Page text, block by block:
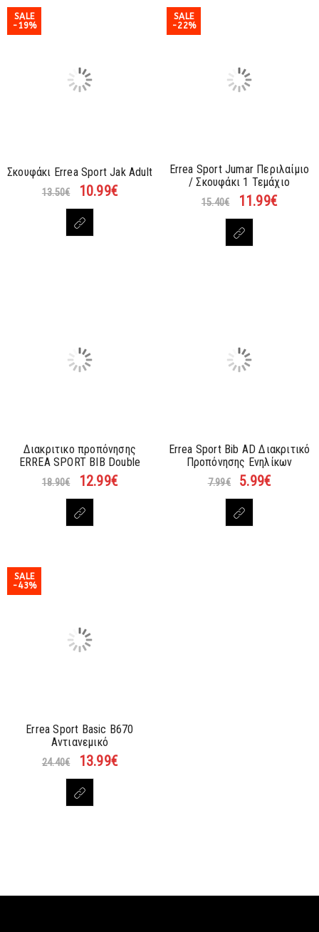
SALE
-19%
Σκουφάκι Errea Sport Jak Adult
13.50€ 10.99€
SALE
-22%
Errea Sport Jumar Περιλαίμιο
/ Σκουφάκι 1 Τεμάχιο
15.40€ 11.99€
Διακριτικο προπόνησης
ERREA SPORT BIB Double
18.90€ 12.99€
Errea Sport Bib AD Διακριτικό
Προπόνησης Ενηλίκων
7.99€ 5.99€
SALE
-43%
Errea Sport Basic B670
Αντιανεμικό
24.40€ 13.99€